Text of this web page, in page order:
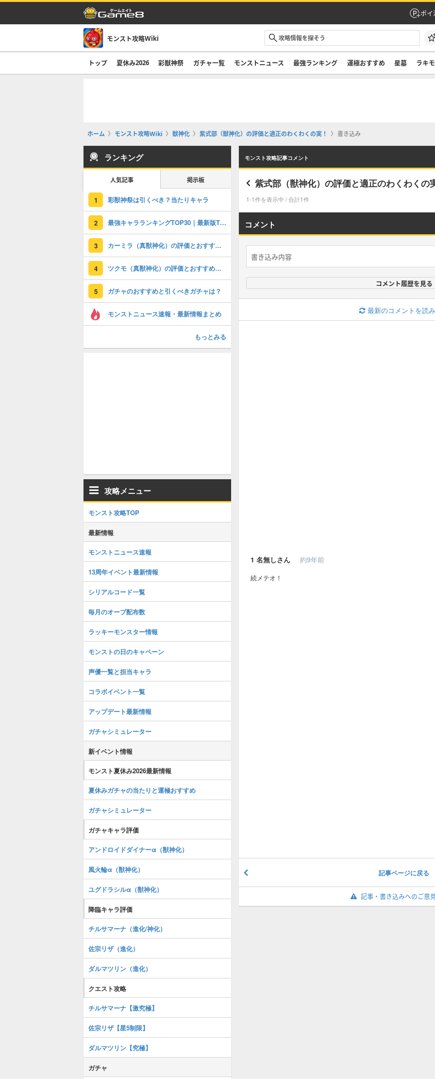
ポイ
モンスト攻略Wiki
トップ 夏休み2026 彩獣神祭 ガチャ一覧 モンストニュース 最強ランキング 運極おすすめ 星墓 ラキ
ホーム モンスト攻略Wiki 獣神化 紫式部（獣神化）の評価と適正のわくわくの実！ 書き込み
モンスト攻略記事コメント
紫式部（獣神化）の評価と適正のわくわくの
1-1件を表示中 / 合計1件
コメント
コメント履歴を見る
最新のコメントを読
1 名無しさん 約9年前
続メテオ！
記事ページに戻る
記事・書き込みへのご意
ランキング
人気記事 掲示板
1 彩獣神祭は引くべき？当たりキャラ
2 最強キャラランキングTOP30｜最新版Tier
3 カーミラ（真獣神化）の評価とおすすめのわくわくの実
4 ツクモ（真獣神化）の評価とおすすめのわくわくの実
5 ガチャのおすすめと引くべきガチャは？
モンストニュース速報・最新情報まとめ
もっとみる
攻略メニュー
モンスト攻略TOP
最新情報
モンストニュース速報
13周年イベント最新情報
シリアルコード一覧
毎月のオーブ配布数
ラッキーモンスター情報
モンストの日のキャペーン
声優一覧と担当キャラ
コラボイベント一覧
アップデート最新情報
ガチャシミュレーター
新イベント情報
モンスト夏休み2026最新情報
夏休みガチャの当たりと運極おすすめ
ガチャシミュレーター
ガチャキャラ評価
アンドロイドダイナーα（獣神化）
風火輪α（獣神化）
ユグドラシルα（獣神化）
降臨キャラ評価
チルサマーナ（進化/神化）
佐宗リザ（進化）
ダルマツリン（進化）
クエスト攻略
チルサマーナ【激究極】
佐宗リザ【星5制限】
ダルマツリン【究極】
ガチャ